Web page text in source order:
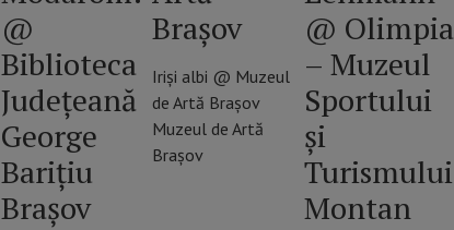
@
Biblioteca
Județeană
George
Barițiu
Brașov
Brașov
Iriși albi @ Muzeul
de Artă Brașov
Muzeul de Artă
Brașov
@ Olimpia
– Muzeul
Sportului
și
Turismului
Montan